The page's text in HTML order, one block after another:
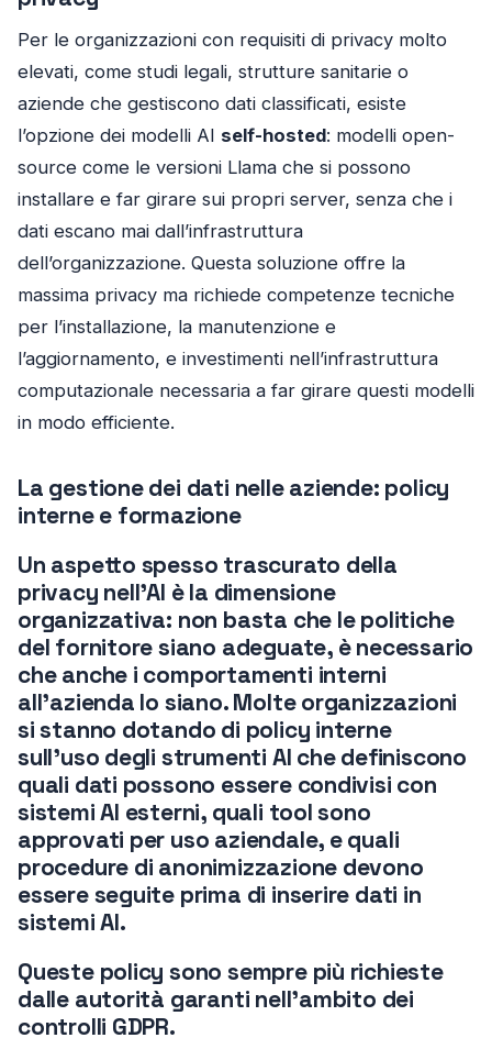
Per le organizzazioni con requisiti di privacy molto
elevati, come studi legali, strutture sanitarie o
aziende che gestiscono dati classificati, esiste
l’opzione dei modelli AI self-hosted: modelli open-
source come le versioni Llama che si possono
installare e far girare sui propri server, senza che i
dati escano mai dall’infrastruttura
dell’organizzazione. Questa soluzione offre la
massima privacy ma richiede competenze tecniche
per l’installazione, la manutenzione e
l’aggiornamento, e investimenti nell’infrastruttura
computazionale necessaria a far girare questi modelli
in modo efficiente.
La gestione dei dati nelle aziende: policy
interne e formazione
Un aspetto spesso trascurato della
privacy nell’AI è la dimensione
organizzativa: non basta che le politiche
del fornitore siano adeguate, è necessario
che anche i comportamenti interni
all’azienda lo siano. Molte organizzazioni
si stanno dotando di policy interne
sull’uso degli strumenti AI che definiscono
quali dati possono essere condivisi con
sistemi AI esterni, quali tool sono
approvati per uso aziendale, e quali
procedure di anonimizzazione devono
essere seguite prima di inserire dati in
sistemi AI.
Queste policy sono sempre più richieste
dalle autorità garanti nell’ambito dei
controlli GDPR.